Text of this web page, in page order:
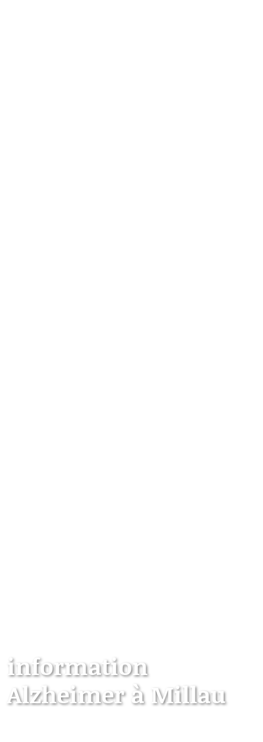
information
Alzheimer à Millau